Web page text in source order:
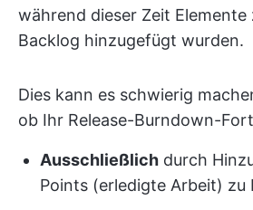
während dieser Zeit
Backlog hinzugefügt wurden.
Dies kann es schwierig
ob Ihr Release-Burndown-
Ausschließlich durch
Points (erledigte Arbeit) zu